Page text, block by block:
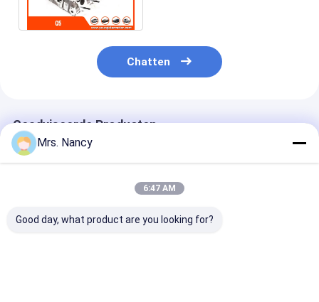
Chatten
Geadviseerde Producten
Mrs. Nancy
6:47 AM
Good day, what product are you looking for?